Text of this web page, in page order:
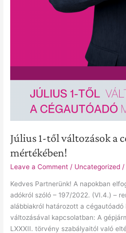
Július 1-től változások a
mértékében!
Leave a Comment / Uncategorized
Kedves Partnerünk! A napokban
adókról szóló – 197/2022. (VI.4.) –
alábbiakról határozott a cégautóadó
változásával kapcsolatban: A
LXXXII. törvény szabályaitól való